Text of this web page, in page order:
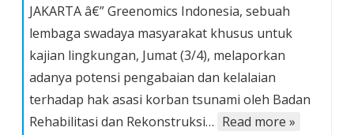
Aceh
dan
Nias
Diadukan
ke
Komnas
JAKARTA â€” Greenomics Indonesia, sebuah
lembaga swadaya masyarakat khusus untuk
kajian lingkungan, Jumat (3/4), melaporkan
adanya potensi pengabaian dan kelalaian
terhadap hak asasi korban tsunami oleh Badan
Rehabilitasi dan Rekonstruksi… Read more »